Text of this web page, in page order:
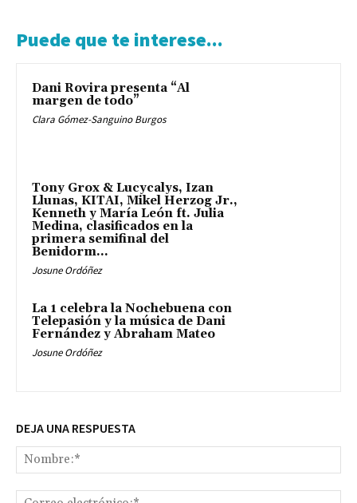
Puede que te interese...
Dani Rovira presenta “Al
margen de todo”
Clara Gómez-Sanguino Burgos
Tony Grox & Lucycalys, Izan
Llunas, KITAI, Mikel Herzog Jr.,
Kenneth y María León ft. Julia
Medina, clasificados en la
primera semifinal del
Benidorm...
Josune Ordóñez
La 1 celebra la Nochebuena con
Telepasión y la música de Dani
Fernández y Abraham Mateo
Josune Ordóñez
DEJA UNA RESPUESTA